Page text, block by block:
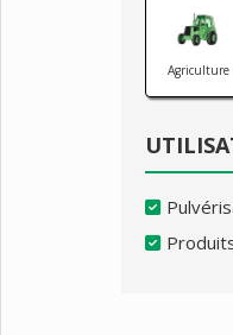
Agriculture